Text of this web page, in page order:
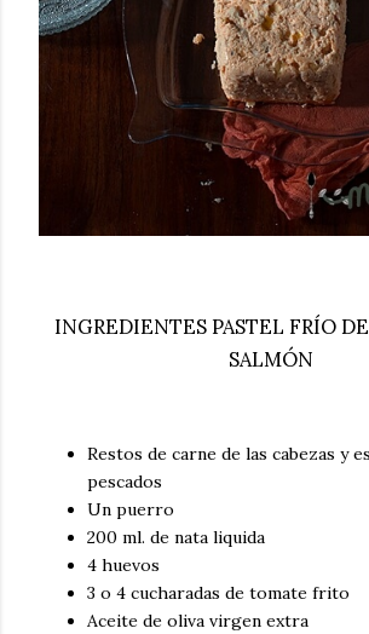
INGREDIENTES PASTEL FRÍO
SALMÓN
Restos de carne de las cabezas y
pescados
Un puerro
200 ml. de nata liquida
4 huevos
3 o 4 cucharadas de tomate frito
Aceite de oliva virgen extra